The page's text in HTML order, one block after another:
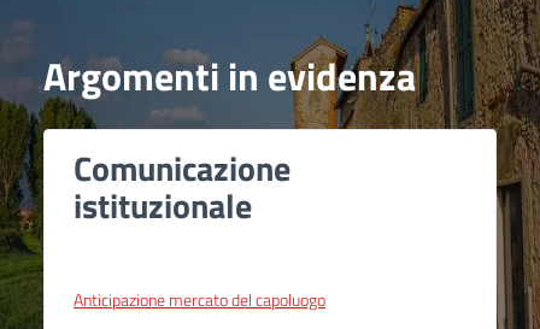
Argomenti in evidenza
Comunicazione
istituzionale
Anticipazione mercato del capoluogo